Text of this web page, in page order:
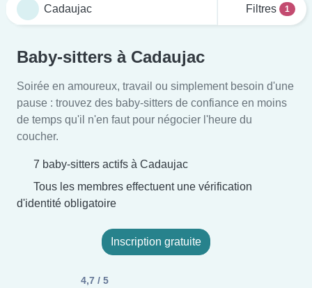
Filtres 1
Baby-sitters à Cadaujac
Soirée en amoureux, travail ou simplement besoin d'une
pause : trouvez des baby-sitters de confiance en moins
de temps qu'il n'en faut pour négocier l'heure du
coucher.
7 baby-sitters actifs à Cadaujac
Tous les membres effectuent une vérification
d'identité obligatoire
Inscription gratuite
4,7 / 5